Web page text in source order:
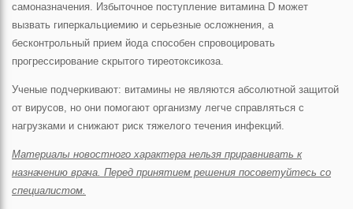
самоназначения. Избыточное поступление витамина D может
вызвать гиперкальциемию и серьезные осложнения, а
бесконтрольный прием йода способен спровоцировать
прогрессирование скрытого тиреотоксикоза.
Ученые подчеркивают: витамины не являются абсолютной защитой
от вирусов, но они помогают организму легче справляться с
нагрузками и снижают риск тяжелого течения инфекций.
Материалы новостного характера нельзя приравнивать к
назначению врача. Перед принятием решения посоветуйтесь со
специалистом.